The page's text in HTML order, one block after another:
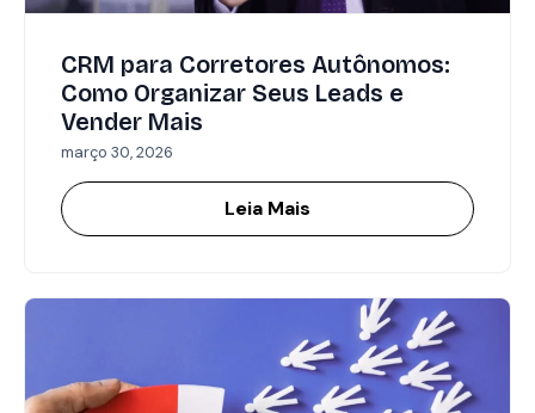
CRM para Corretores Autônomos:
Como Organizar Seus Leads e
Vender Mais
março 30, 2026
Leia Mais